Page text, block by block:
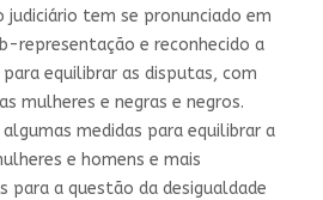
tem se pronunciado em
representação e reconhecido a
equilibrar as disputas, com
mulheres e negras e negros.
medidas para equilibrar a
e homens e mais
a questão da desigualdade